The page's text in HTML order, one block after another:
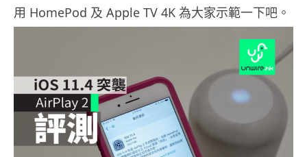
用 HomePod 及 Apple TV 4K 為大家示範一下吧。